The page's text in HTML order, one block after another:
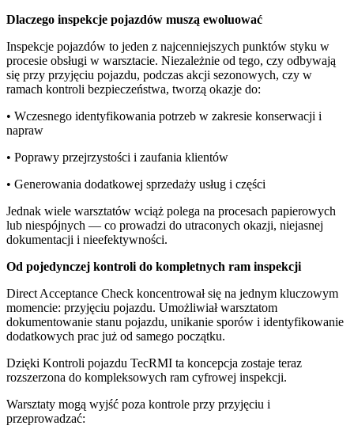
Dlaczego inspekcje pojazdów muszą ewoluować
Inspekcje pojazdów to jeden z najcenniejszych punktów styku w
procesie obsługi w warsztacie. Niezależnie od tego, czy odbywają
się przy przyjęciu pojazdu, podczas akcji sezonowych, czy w
ramach kontroli bezpieczeństwa, tworzą okazje do:
• Wczesnego identyfikowania potrzeb w zakresie konserwacji i
napraw
• Poprawy przejrzystości i zaufania klientów
• Generowania dodatkowej sprzedaży usług i części
Jednak wiele warsztatów wciąż polega na procesach papierowych
lub niespójnych — co prowadzi do utraconych okazji, niejasnej
dokumentacji i nieefektywności.
Od pojedynczej kontroli do kompletnych ram inspekcji
Direct Acceptance Check koncentrował się na jednym kluczowym
momencie: przyjęciu pojazdu. Umożliwiał warsztatom
dokumentowanie stanu pojazdu, unikanie sporów i identyfikowanie
dodatkowych prac już od samego początku.
Dzięki Kontroli pojazdu TecRMI ta koncepcja zostaje teraz
rozszerzona do kompleksowych ram cyfrowej inspekcji.
Warsztaty mogą wyjść poza kontrole przy przyjęciu i
przeprowadzać: